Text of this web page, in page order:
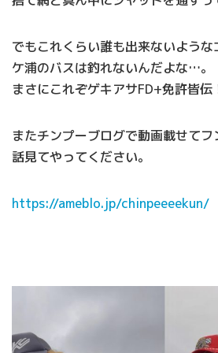
でもこれくらい誰も出来ないよう
ケ浦のバスは釣れないんだよな…。
まさにこれぞゲキアサFD+免許皆伝
またチンプーブログで動画載せて
話見てやってください。
https://ameblo.jp/chinpeeeekun/